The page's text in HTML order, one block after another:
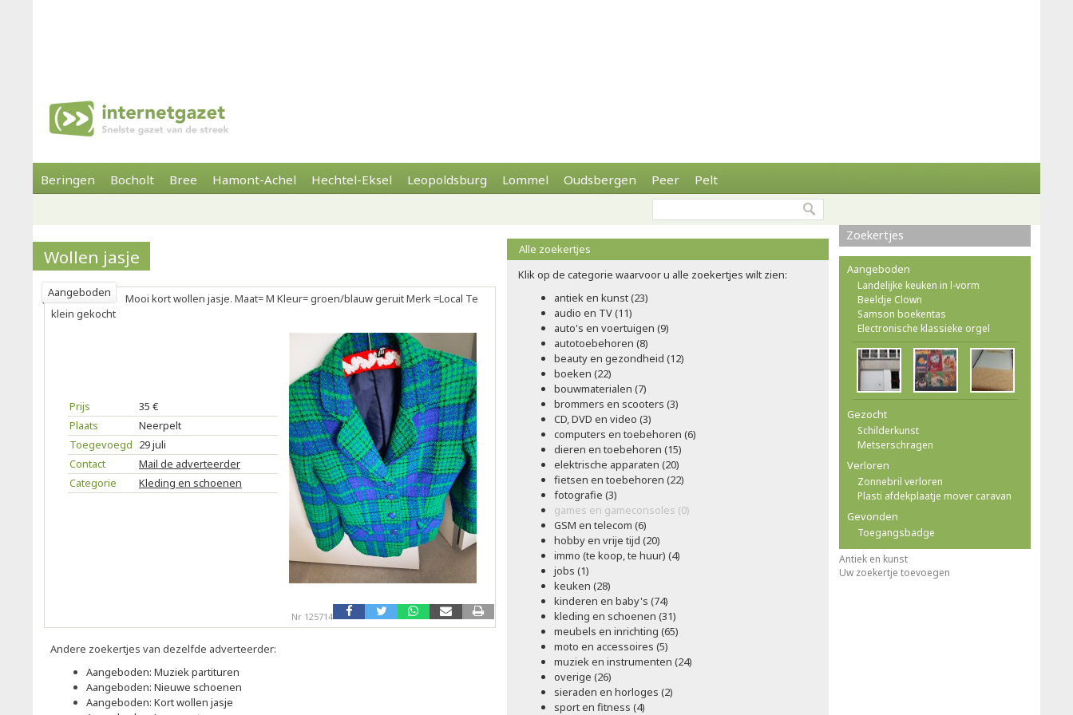
Beringen Bocholt Bree Hamont-Achel Hechtel-Eksel Leopoldsburg Lommel Oudsbergen Peer Pelt
Wollen jasje
Aangeboden
Mooi kort wollen jasje. Maat= M Kleur= groen/blauw geruit Merk =Local Te
klein gekocht
Prijs
35 €
Plaats
Neerpelt
Toegevoegd 29 juli
Contact
Mail de adverteerder
Categorie
Kleding en schoenen
Nr 125714
Andere zoekertjes van dezelfde adverteerder:
Aangeboden: Muziek partituren
Aangeboden: Nieuwe schoenen
Aangeboden: Kort wollen jasje
Alle zoekertjes
Klik op de categorie waarvoor u alle zoekertjes wilt zien:
antiek en kunst (23)
audio en TV (11)
auto's en voertuigen (9)
autotoebehoren (8)
beauty en gezondheid (12)
boeken (22)
bouwmaterialen (7)
brommers en scooters (3)
CD, DVD en video (3)
computers en toebehoren (6)
dieren en toebehoren (15)
elektrische apparaten (20)
fietsen en toebehoren (22)
fotografie (3)
games en gameconsoles (0)
GSM en telecom (6)
hobby en vrije tijd (20)
immo (te koop, te huur) (4)
jobs (1)
keuken (28)
kinderen en baby's (74)
kleding en schoenen (31)
meubels en inrichting (65)
moto en accessoires (5)
muziek en instrumenten (24)
overige (26)
sieraden en horloges (2)
sport en fitness (4)
Zoekertjes
Aangeboden
Landelijke keuken in l-vorm
Beeldje Clown
Samson boekentas
Electronische klassieke orgel
Gezocht
Schilderkunst
Metserschragen
Verloren
Zonnebril verloren
Plasti afdekplaatje mover caravan
Gevonden
Toegangsbadge
Antiek en kunst
Uw zoekertje toevoegen